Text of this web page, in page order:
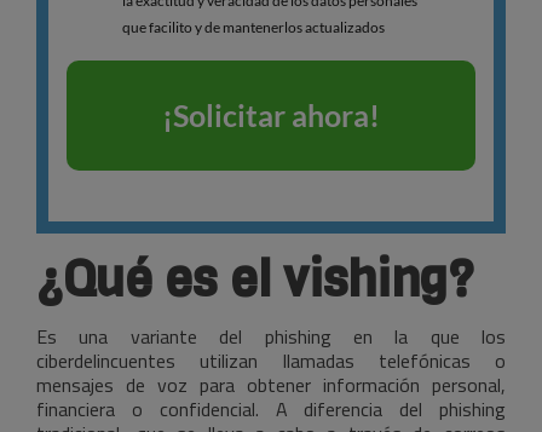
¿Qué es el vishing?
Es una variante del phishing en la que los
ciberdelincuentes utilizan llamadas telefónicas o
mensajes de voz para obtener información personal,
financiera o confidencial. A diferencia del phishing